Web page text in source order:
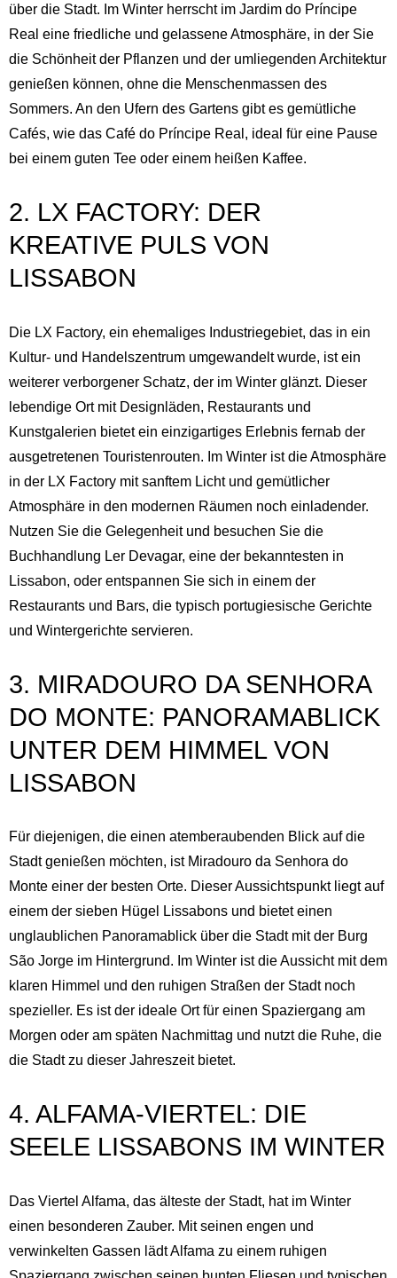
über die Stadt. Im Winter herrscht im Jardim do Príncipe
Real eine friedliche und gelassene Atmosphäre, in der Sie
die Schönheit der Pflanzen und der umliegenden Architektur
genießen können, ohne die Menschenmassen des
Sommers. An den Ufern des Gartens gibt es gemütliche
Cafés, wie das Café do Príncipe Real, ideal für eine Pause
bei einem guten Tee oder einem heißen Kaffee.
2. LX FACTORY: DER
KREATIVE PULS VON
LISSABON
Die LX Factory, ein ehemaliges Industriegebiet, das in ein
Kultur- und Handelszentrum umgewandelt wurde, ist ein
weiterer verborgener Schatz, der im Winter glänzt. Dieser
lebendige Ort mit Designläden, Restaurants und
Kunstgalerien bietet ein einzigartiges Erlebnis fernab der
ausgetretenen Touristenrouten. Im Winter ist die Atmosphäre
in der LX Factory mit sanftem Licht und gemütlicher
Atmosphäre in den modernen Räumen noch einladender.
Nutzen Sie die Gelegenheit und besuchen Sie die
Buchhandlung Ler Devagar, eine der bekanntesten in
Lissabon, oder entspannen Sie sich in einem der
Restaurants und Bars, die typisch portugiesische Gerichte
und Wintergerichte servieren.
3. MIRADOURO DA SENHORA
DO MONTE: PANORAMABLICK
UNTER DEM HIMMEL VON
LISSABON
Für diejenigen, die einen atemberaubenden Blick auf die
Stadt genießen möchten, ist Miradouro da Senhora do
Monte einer der besten Orte. Dieser Aussichtspunkt liegt auf
einem der sieben Hügel Lissabons und bietet einen
unglaublichen Panoramablick über die Stadt mit der Burg
São Jorge im Hintergrund. Im Winter ist die Aussicht mit dem
klaren Himmel und den ruhigen Straßen der Stadt noch
spezieller. Es ist der ideale Ort für einen Spaziergang am
Morgen oder am späten Nachmittag und nutzt die Ruhe, die
die Stadt zu dieser Jahreszeit bietet.
4. ALFAMA-VIERTEL: DIE
SEELE LISSABONS IM WINTER
Das Viertel Alfama, das älteste der Stadt, hat im Winter
einen besonderen Zauber. Mit seinen engen und
verwinkelten Gassen lädt Alfama zu einem ruhigen